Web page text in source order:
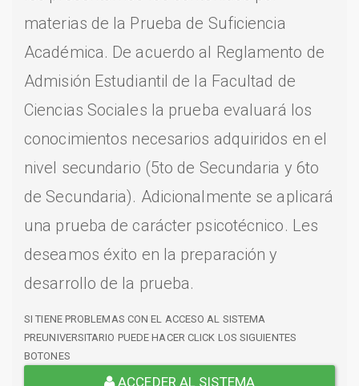
materias de la Prueba de Suficiencia
Académica. De acuerdo al Reglamento de
Admisión Estudiantil de la Facultad de
Ciencias Sociales la prueba evaluará los
conocimientos necesarios adquiridos en el
nivel secundario (5to de Secundaria y 6to
de Secundaria). Adicionalmente se aplicará
una prueba de carácter psicotécnico. Les
deseamos éxito en la preparación y
desarrollo de la prueba.
SI TIENE PROBLEMAS CON EL ACCESO AL SISTEMA
PREUNIVERSITARIO PUEDE HACER CLICK LOS SIGUIENTES
BOTONES
ACCEDER AL SISTEMA